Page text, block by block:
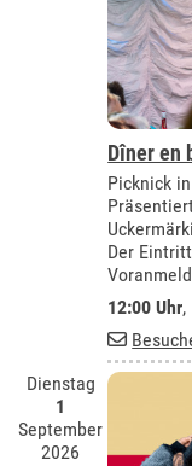
Dîner en
Picknick
Der
12:00 Uhr,
Dienstag
1
September
2026